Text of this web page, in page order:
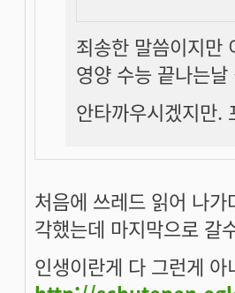
죄송한 말씀이지만
영양 수능 끝나는
안타까우시겠지만
처음에 쓰레드 읽어 나
각했는데 마지막으로
인생이란게 다 그런게